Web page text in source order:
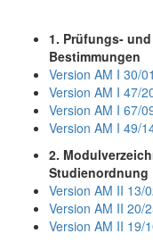
1. Prüfungs-
Bestimmungen
Version AM I 30/
Version AM I 47/
Version AM I 67/
Version AM I 49/
2.
Studienordnung
Version AM II 13/
Version AM II 20/
Version AM II 19/